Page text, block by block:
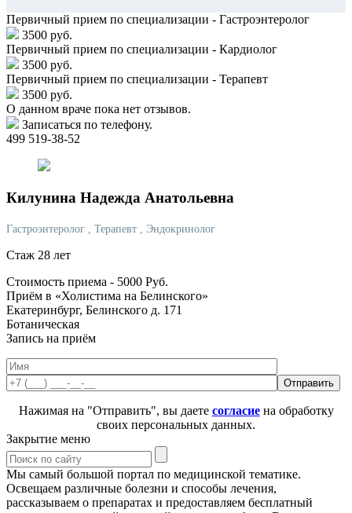
Первичный прием по специализации - Гастроэнтеролог
3500 руб.
Первичный прием по специализации - Кардиолог
3500 руб.
Первичный прием по специализации - Терапевт
3500 руб.
О данном враче пока нет отзывов.
Записаться по телефону.
499 519-38-52
Килунина Надежда Анатольевна
Гастроэнтеролог , Терапевт , Эндокринолог
Стаж 28 лет
Стоимость приема - 5000 Руб.
Приём в «Холистима на Белинского»
Екатеринбург, Белинского д. 171
Ботаническая
Запись на приём
Нажимая на "Отправить", вы даете согласиена обработку
своих персональных данных.
Закрытие меню
Мы самый большой портал по медицинской тематике.
Освещаем различные болезни и способы лечения,
рассказываем о препаратах и предоставляем бесплатный